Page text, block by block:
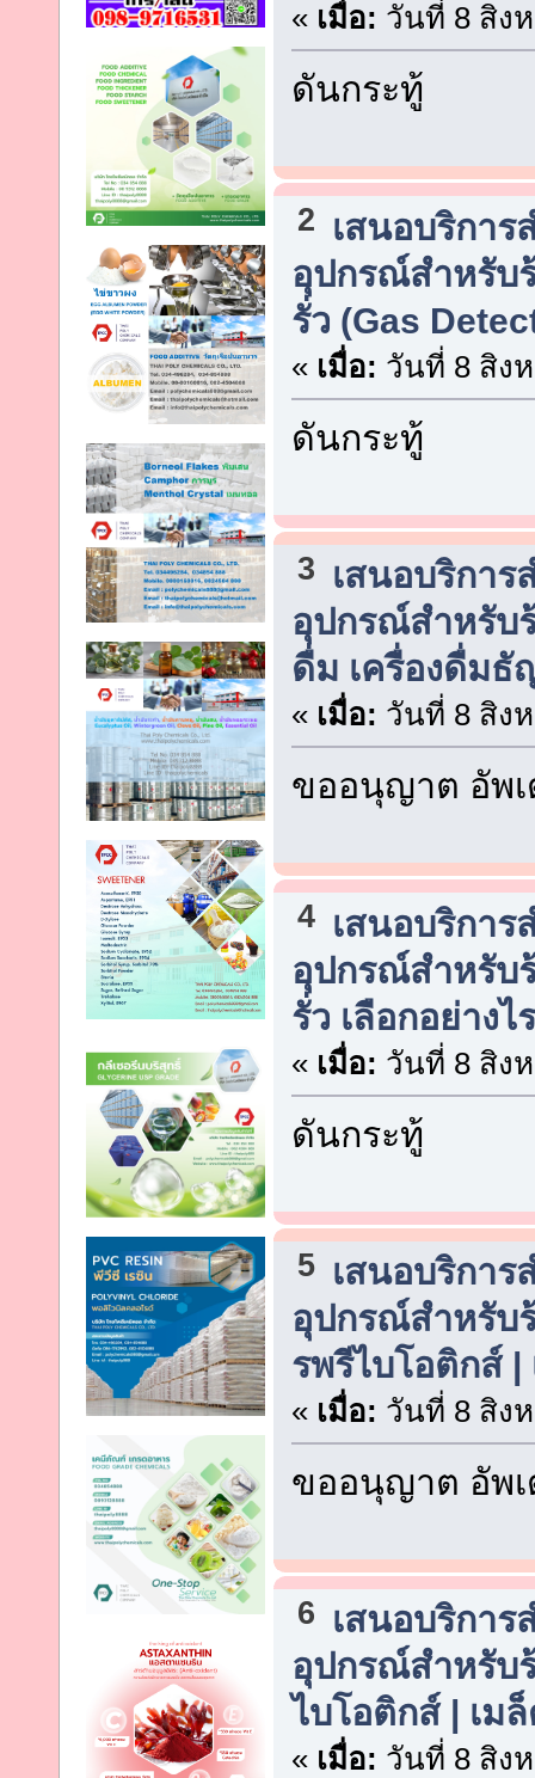
« เมื่อ: วันที่ 8 สิง
ดันกระทู้
2 เสนอบริการ
อุปกรณ์สำหรับ
รั่ว (Gas
« เมื่อ: วันที่ 8 สิง
ดันกระทู้
3 เสนอบริการ
อุปกรณ์สำหรับ
ดื่ม เครื่องดื่ม
« เมื่อ: วันที่ 8 สิง
ขออนุญาต อัพ
4 เสนอบริการ
อุปกรณ์สำหรับ
รั่ว เลือกอย่าง
« เมื่อ: วันที่ 8 สิง
ดันกระทู้
5 เสนอบริการ
อุปกรณ์สำหรับ
รพรีไบโอติกส์
« เมื่อ: วันที่ 8 สิง
ขออนุญาต อัพ
6 เสนอบริการ
อุปกรณ์สำหรับ
ไบโอติกส์ | เม
« เมื่อ: วันที่ 8 สิง